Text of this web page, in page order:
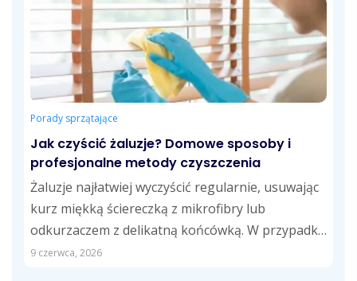
Porady sprzątające
Jak czyścić żaluzje? Domowe sposoby i
profesjonalne metody czyszczenia
Żaluzje najłatwiej wyczyścić regularnie, usuwając
kurz miękką ściereczką z mikrofibry lub
odkurzaczem z delikatną końcówką. W przypadku
tłustych zabrudzeń skuteczne...
9 czerwca, 2026